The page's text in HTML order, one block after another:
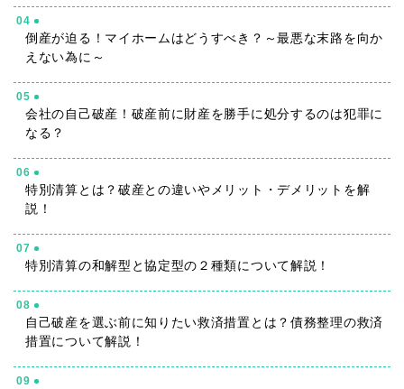
04
倒産が迫る！マイホームはどうすべき？～最悪な末路を向か
えない為に～
05
会社の自己破産！破産前に財産を勝手に処分するのは犯罪に
なる？
06
特別清算とは？破産との違いやメリット・デメリットを解
説！
07
特別清算の和解型と協定型の２種類について解説！
08
自己破産を選ぶ前に知りたい救済措置とは？債務整理の救済
措置について解説！
09